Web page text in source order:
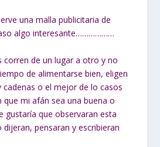
una malla publicitaria de
algo interesante………………
corren de un lugar a otro y no
de alimentarse bien, eligen
o el mejor de lo casos
que mi afán sea una buena o
gustaría que observaran esta
pensaran y escribieran